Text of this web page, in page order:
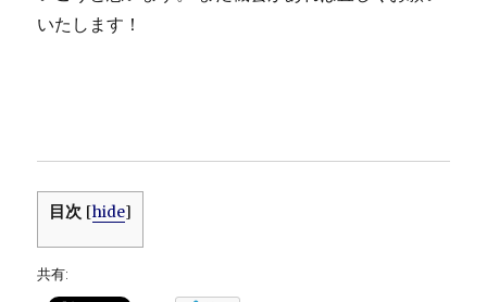
いたします！
目次 [hide]
共有: